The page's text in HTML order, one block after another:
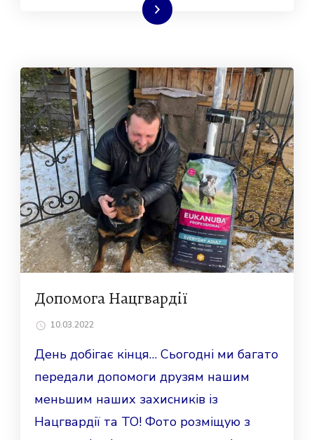
Читать далее
Допомога Нацгвардії
10.03.2022
День добігає кінця… Сьогодні ми багато
передали допомоги друзям нашим
меньшим наших захисників із
Нацгвардії та ТО! Фото розміщую з